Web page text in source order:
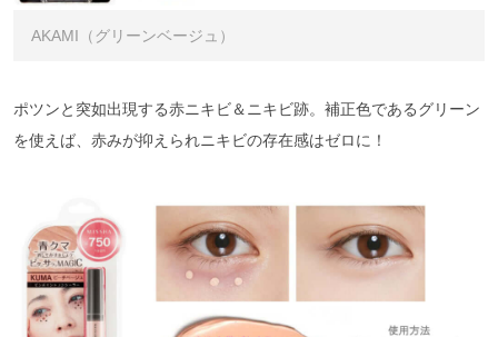
AKAMI（グリーンベージュ）
ポツンと突如出現する赤ニキビ＆ニキビ跡。補正色であるグリーン
を使えば、赤みが抑えられニキビの存在感はゼロに！